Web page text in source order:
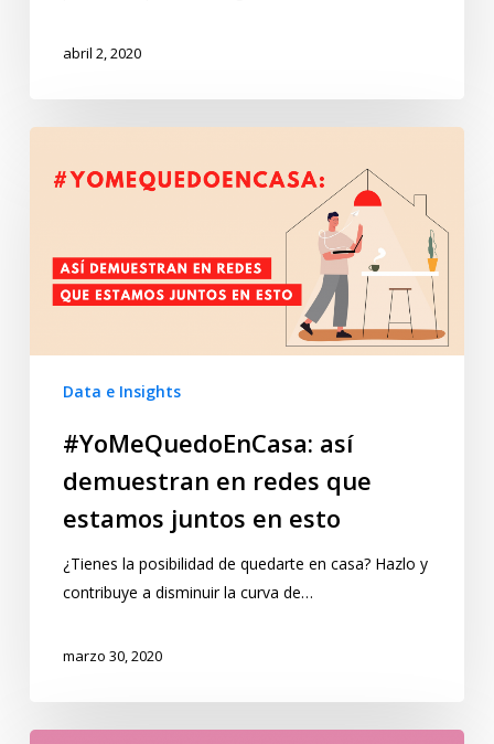
abril 2, 2020
Data e Insights
#YoMeQuedoEnCasa: así
demuestran en redes que
estamos juntos en esto
¿Tienes la posibilidad de quedarte en casa? Hazlo y
contribuye a disminuir la curva de…
marzo 30, 2020